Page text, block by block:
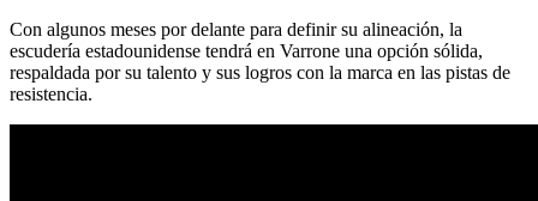
Con algunos meses por delante para definir su alineación, la
escudería estadounidense tendrá en Varrone una opción sólida,
respaldada por su talento y sus logros con la marca en las pistas de
resistencia.